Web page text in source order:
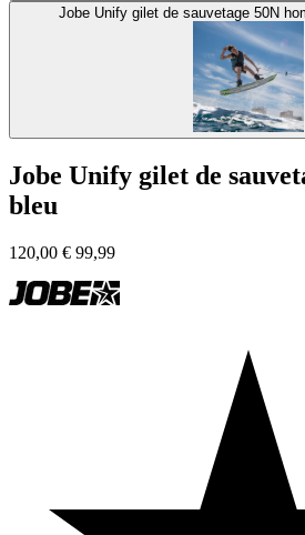
Jobe Unify gilet de
bleu
120,00 € 99,99